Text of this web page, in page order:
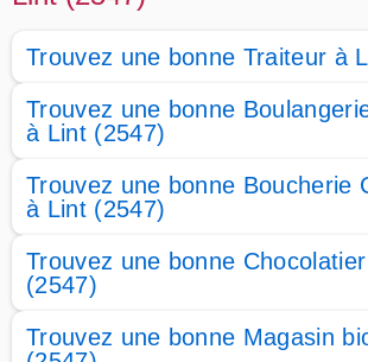
Trouvez une bonne Traiteur à
Trouvez une bonne
à Lint (2547)
Trouvez une bonne Boucherie
à Lint (2547)
Trouvez une bonne
(2547)
Trouvez une bonne Magasin